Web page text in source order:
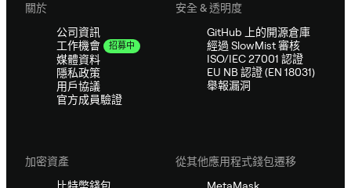
關於
公司資訊
工作機會
招募中
媒體資料
隱私政策
用戶協議
官方成員驗證
安全 & 透明度
GitHub 上的開源倉庫
經過 SlowMist 審核
ISO/IEC 27001 認證
EU NB 認證 (EN 18031)
舉報漏洞
加密資產
從其他應用程式錢包遷移